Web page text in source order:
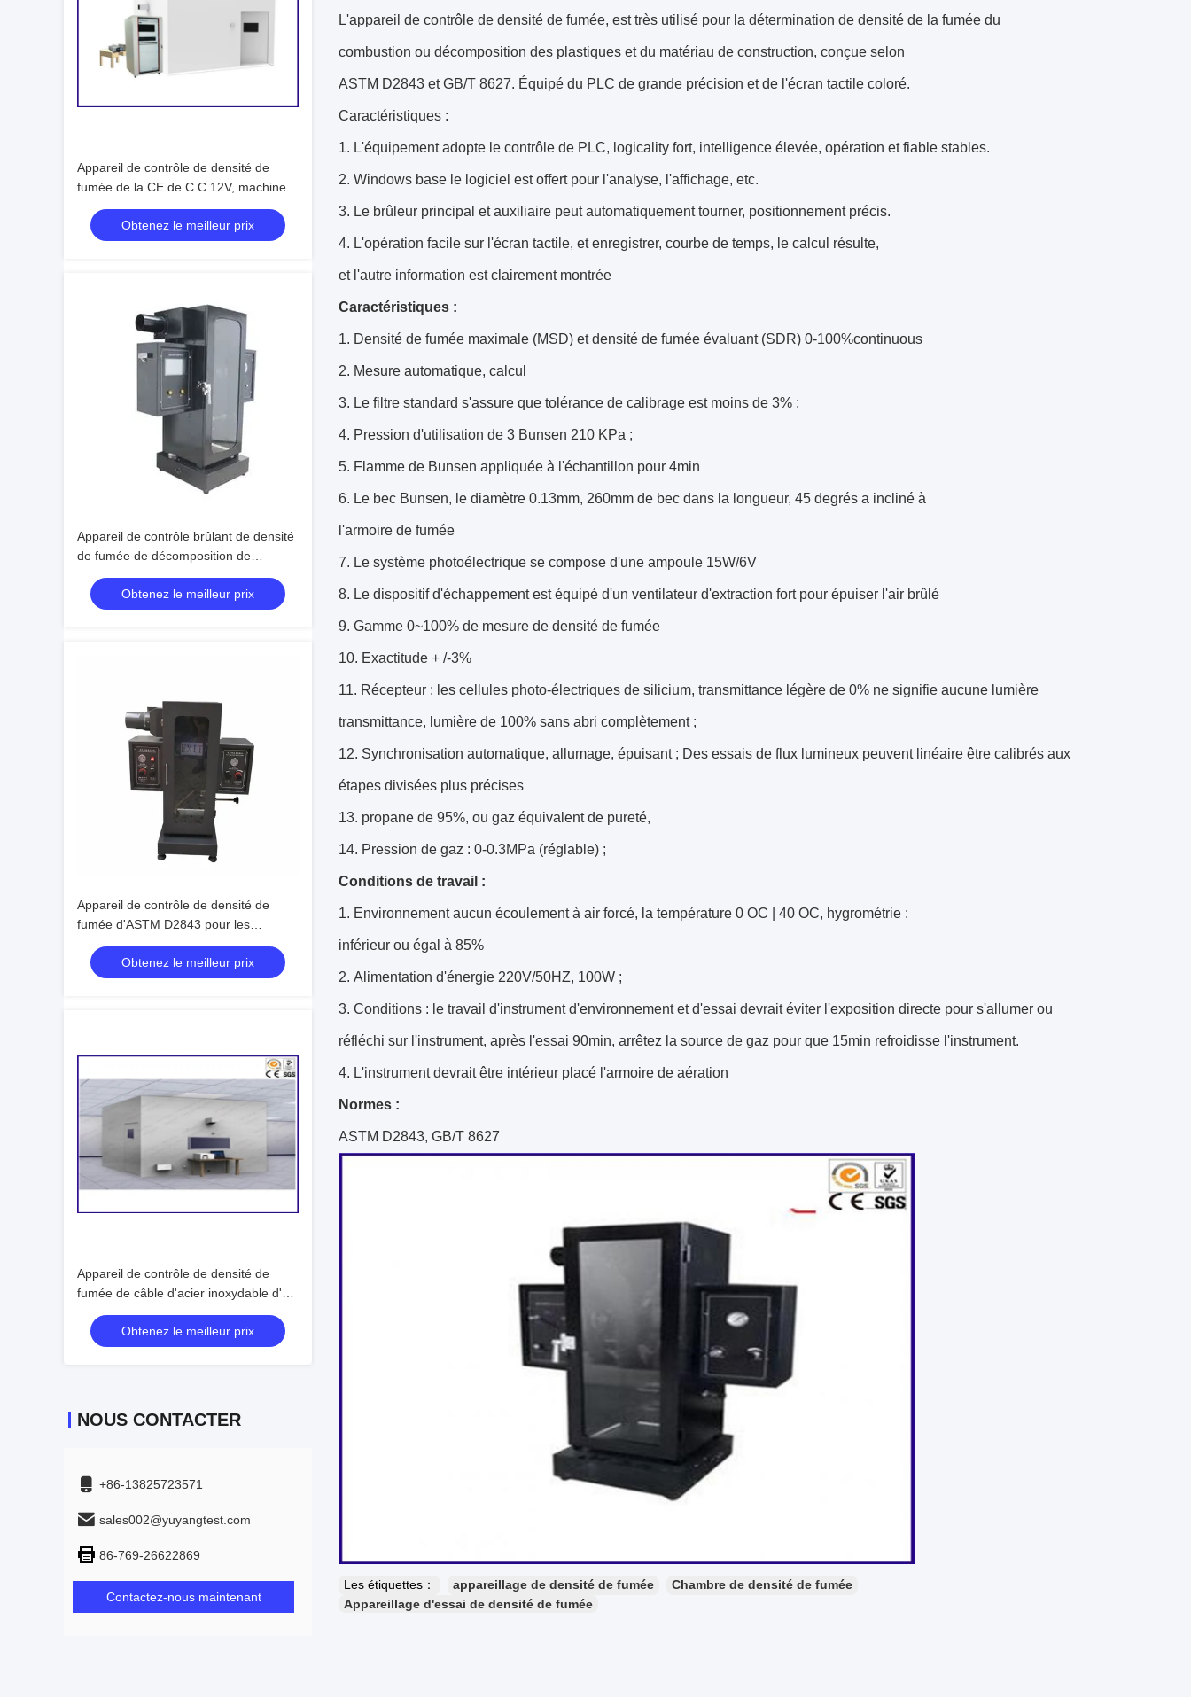
Appareil de contrôle de densité de
fumée de la CE de C.C 12V, machine
d'essai de meubles 150×45×40cm
Obtenez le meilleur prix
Appareil de contrôle brûlant de densité
de fumée de décomposition de
matériaux de construction d'ASTM
D2843
Obtenez le meilleur prix
Appareil de contrôle de densité de
fumée d'ASTM D2843 pour les
matériaux de construction 0 | 100%
Obtenez le meilleur prix
Appareil de contrôle de densité de
fumée de câble d'acier inoxydable d'en
50268 pour le câble optique de fibre
Obtenez le meilleur prix
NOUS CONTACTER
+86-13825723571
sales002@yuyangtest.com
86-769-26622869
Contactez-nous maintenant
L'appareil de contrôle de densité de fumée, est très utilisé pour la détermination de densité de la fumée du
combustion ou décomposition des plastiques et du matériau de construction, conçue selon
ASTM D2843 et GB/T 8627. Équipé du PLC de grande précision et de l'écran tactile coloré.
Caractéristiques :
1. L'équipement adopte le contrôle de PLC, logicality fort, intelligence élevée, opération et fiable stables.
2. Windows base le logiciel est offert pour l'analyse, l'affichage, etc.
3. Le brûleur principal et auxiliaire peut automatiquement tourner, positionnement précis.
4. L'opération facile sur l'écran tactile, et enregistrer, courbe de temps, le calcul résulte,
et l'autre information est clairement montrée
Caractéristiques :
1. Densité de fumée maximale (MSD) et densité de fumée évaluant (SDR) 0-100%continuous
2. Mesure automatique, calcul
3. Le filtre standard s'assure que tolérance de calibrage est moins de 3% ;
4. Pression d'utilisation de 3 Bunsen 210 KPa ;
5. Flamme de Bunsen appliquée à l'échantillon pour 4min
6. Le bec Bunsen, le diamètre 0.13mm, 260mm de bec dans la longueur, 45 degrés a incliné à
l'armoire de fumée
7. Le système photoélectrique se compose d'une ampoule 15W/6V
8. Le dispositif d'échappement est équipé d'un ventilateur d'extraction fort pour épuiser l'air brûlé
9. Gamme 0~100% de mesure de densité de fumée
10. Exactitude + /-3%
11. Récepteur : les cellules photo-électriques de silicium, transmittance légère de 0% ne signifie aucune lumière
transmittance, lumière de 100% sans abri complètement ;
12. Synchronisation automatique, allumage, épuisant ; Des essais de flux lumineux peuvent linéaire être calibrés aux
étapes divisées plus précises
13. propane de 95%, ou gaz équivalent de pureté,
14. Pression de gaz : 0-0.3MPa (réglable) ;
Conditions de travail :
1. Environnement aucun écoulement à air forcé, la température 0 OC | 40 OC, hygrométrie :
inférieur ou égal à 85%
2. Alimentation d'énergie 220V/50HZ, 100W ;
3. Conditions : le travail d'instrument d'environnement et d'essai devrait éviter l'exposition directe pour s'allumer ou
réfléchi sur l'instrument, après l'essai 90min, arrêtez la source de gaz pour que 15min refroidisse l'instrument.
4. L'instrument devrait être intérieur placé l'armoire de aération
Normes :
ASTM D2843, GB/T 8627
Les étiquettes： appareillage de densité de fumée
Chambre de densité de fumée
Appareillage d'essai de densité de fumée